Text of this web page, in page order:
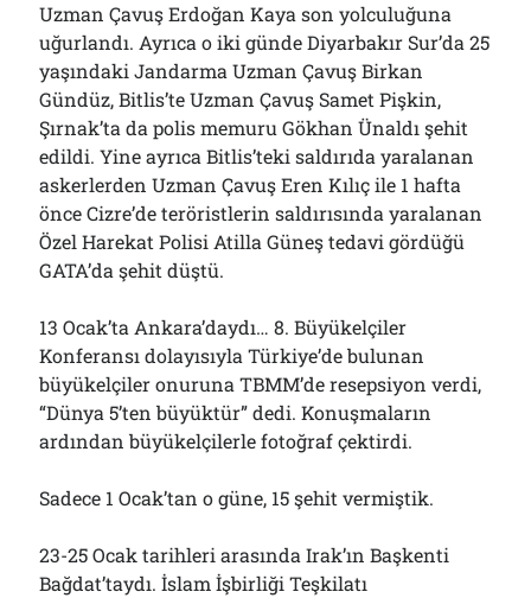
Uzman Çavuş Erdoğan Kaya son yolculuğuna
uğurlandı. Ayrıca o iki günde Diyarbakır Sur’da 25
yaşındaki Jandarma Uzman Çavuş Birkan
Gündüz, Bitlis’te Uzman Çavuş Samet Pişkin,
Şırnak’ta da polis memuru Gökhan Ünaldı şehit
edildi. Yine ayrıca Bitlis’teki saldırıda yaralanan
askerlerden Uzman Çavuş Eren Kılıç ile 1 hafta
önce Cizre’de teröristlerin saldırısında yaralanan
Özel Harekat Polisi Atilla Güneş tedavi gördüğü
GATA’da şehit düştü.
13 Ocak’ta Ankara’daydı… 8. Büyükelçiler
Konferansı dolayısıyla Türkiye’de bulunan
büyükelçiler onuruna TBMM’de resepsiyon verdi,
“Dünya 5’ten büyüktür” dedi. Konuşmaların
ardından büyükelçilerle fotoğraf çektirdi.
Sadece 1 Ocak’tan o güne, 15 şehit vermiştik.
23-25 Ocak tarihleri arasında Irak’ın Başkenti
Bağdat’taydı. İslam İşbirliği Teşkilatı